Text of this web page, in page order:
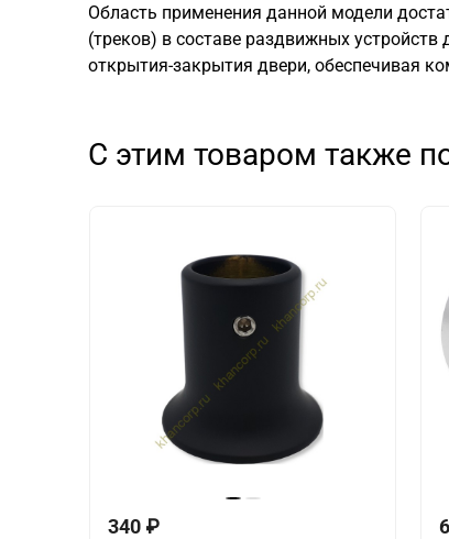
Область применения данной модели
(треков) в составе раздвижных
открытия-закрытия двери, обеспечивая
С этим товаром также
340 ₽